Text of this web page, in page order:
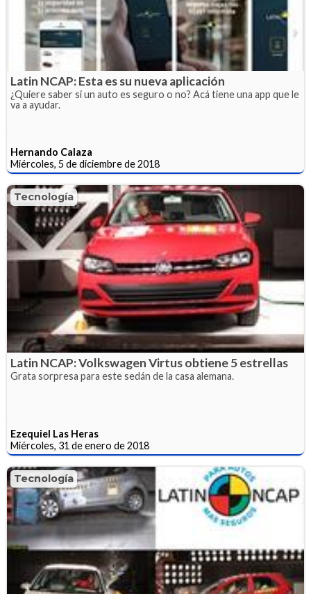
Latin NCAP: Esta es su nueva aplicación
¿Quiere saber si un auto es seguro o no? Acá tiene una app que le
va a ayudar.
Hernando Calaza
Miércoles, 5 de diciembre de 2018
Tecnología
Latin NCAP: Volkswagen Virtus obtiene 5 estrellas
Grata sorpresa para este sedán de la casa alemana.
Ezequiel Las Heras
Miércoles, 31 de enero de 2018
Tecnología